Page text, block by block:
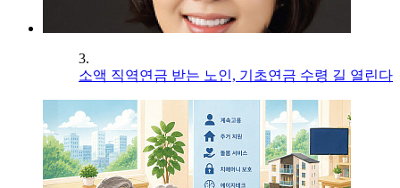
3.
소액 직역연금 받는 노인, 기초연금 수령 길 열린다